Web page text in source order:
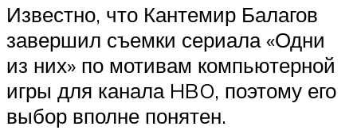
Известно, что Кантемир Балагов
завершил съемки сериала «Одни
из них» по мотивам компьютерной
игры для канала HBO, поэтому его
выбор вполне понятен.